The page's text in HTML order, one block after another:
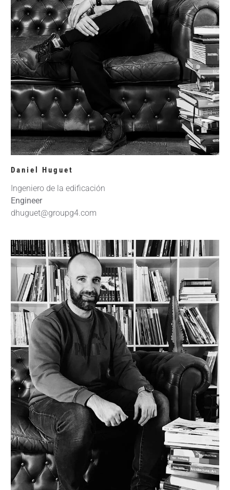
Daniel Huguet
Ingeniero de la edificación
Engineer
dhuguet@groupg4.com